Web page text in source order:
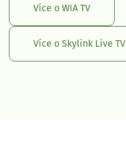
Více o WIA TV
Více o Skylink Live TV